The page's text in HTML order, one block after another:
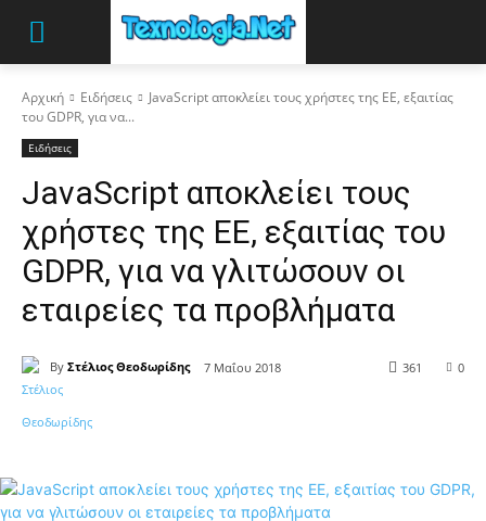
Αρχική Ειδήσεις
JavaScript αποκλείει τους χρήστες της ΕΕ, εξαιτίας
του GDPR, για να...
Ειδήσεις
JavaScript αποκλείει τους
χρήστες της ΕΕ, εξαιτίας του
GDPR, για να γλιτώσουν οι
εταιρείες τα προβλήματα
By Στέλιος Θεοδωρίδης 7 Μαΐου 2018 0
361